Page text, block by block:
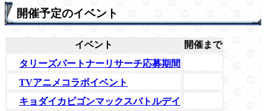
開催予定のイベント
イベント
開催まで
タリーズパートナーリサーチ応募期間
TVアニメコラボイベント
キョダイカビゴンマックスバトルデイ